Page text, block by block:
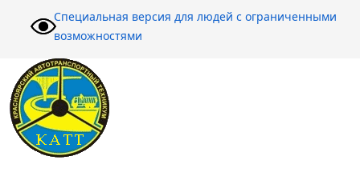
Специальная версия для людей с ограниченными
возможностями